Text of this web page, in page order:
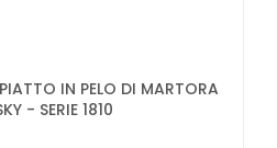
IN PELO DI MARTORA
- SERIE 1810